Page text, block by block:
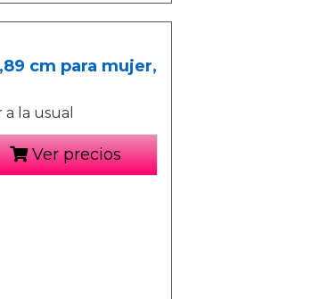
cm para mujer,
la usual
Ver precios